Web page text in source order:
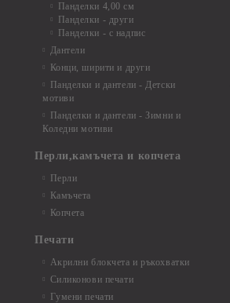
Панделки 4,00 см
Панделки - други
Панделки - с надпис
Дантели
Конци, ширити и други
Панделки и дантели - Детски
мотиви
Панделки и дантели - Зимни и
Коледни мотиви
Перли,камъчета и копчета
Перли
Камъчета
Копчета
Печати
Акрилни блокчета и ръкохватки
Силиконови печати
Гумени печати